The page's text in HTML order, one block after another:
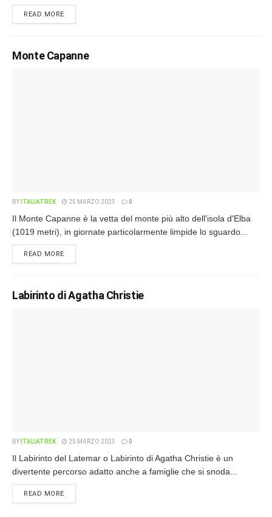
READ MORE
Monte Capanne
BY ITALIATREK 25 MARZO 2023 0
Il Monte Capanne è la vetta del monte più alto dell'isola d'Elba
(1019 metri), in giornate particolarmente limpide lo sguardo...
READ MORE
Labirinto di Agatha Christie
BY ITALIATREK 25 MARZO 2023 0
Il Labirinto del Latemar o Labirinto di Agatha Christie è un
divertente percorso adatto anche a famiglie che si snoda...
READ MORE